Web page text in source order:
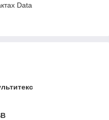
Data